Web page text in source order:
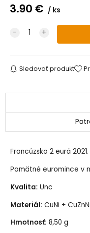
3.90 € ks
Sledovať produkt
Francúzsko 2 eurá
Pamätné euromince v
Kvalita: Unc
Materiál: CuNi +
Hmotnosť: 8,50 g